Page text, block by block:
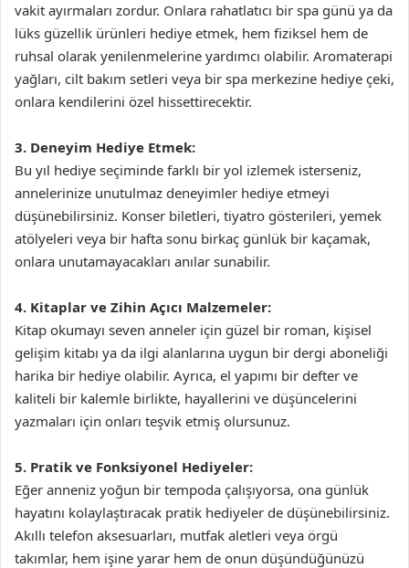
vakit ayırmaları zordur. Onlara rahatlatıcı bir spa günü ya da
lüks güzellik ürünleri hediye etmek, hem fiziksel hem de
ruhsal olarak yenilenmelerine yardımcı olabilir. Aromaterapi
yağları, cilt bakım setleri veya bir spa merkezine hediye çeki,
onlara kendilerini özel hissettirecektir.
3. Deneyim Hediye Etmek:
Bu yıl hediye seçiminde farklı bir yol izlemek isterseniz,
annelerinize unutulmaz deneyimler hediye etmeyi
düşünebilirsiniz. Konser biletleri, tiyatro gösterileri, yemek
atölyeleri veya bir hafta sonu birkaç günlük bir kaçamak,
onlara unutamayacakları anılar sunabilir.
4. Kitaplar ve Zihin Açıcı Malzemeler:
Kitap okumayı seven anneler için güzel bir roman, kişisel
gelişim kitabı ya da ilgi alanlarına uygun bir dergi aboneliği
harika bir hediye olabilir. Ayrıca, el yapımı bir defter ve
kaliteli bir kalemle birlikte, hayallerini ve düşüncelerini
yazmaları için onları teşvik etmiş olursunuz.
5. Pratik ve Fonksiyonel Hediyeler:
Eğer anneniz yoğun bir tempoda çalışıyorsa, ona günlük
hayatını kolaylaştıracak pratik hediyeler de düşünebilirsiniz.
Akıllı telefon aksesuarları, mutfak aletleri veya örgü
takımlar, hem işine yarar hem de onun düşündüğünüzü